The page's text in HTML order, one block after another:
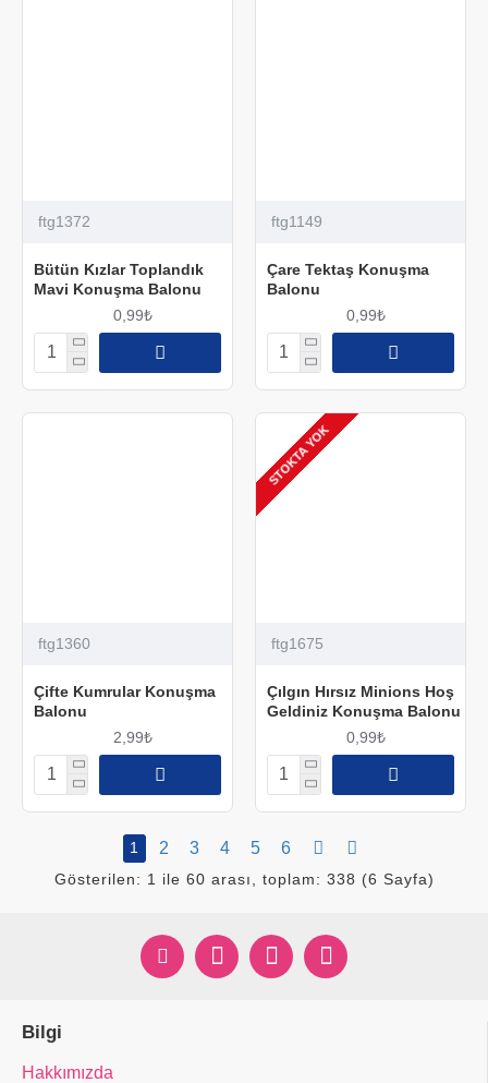
ftg1372
Bütün Kızlar Toplandık
Mavi Konuşma Balonu
0,99₺
ftg1149
Çare Tektaş Konuşma
Balonu
0,99₺
ftg1360
Çifte Kumrular Konuşma
Balonu
2,99₺
STOKTA YOK
ftg1675
Çılgın Hırsız Minions Hoş
Geldiniz Konuşma Balonu
0,99₺
1 2 3 4 5 6
Gösterilen: 1 ile 60 arası, toplam: 338 (6 Sayfa)
Bilgi
Hakkımızda